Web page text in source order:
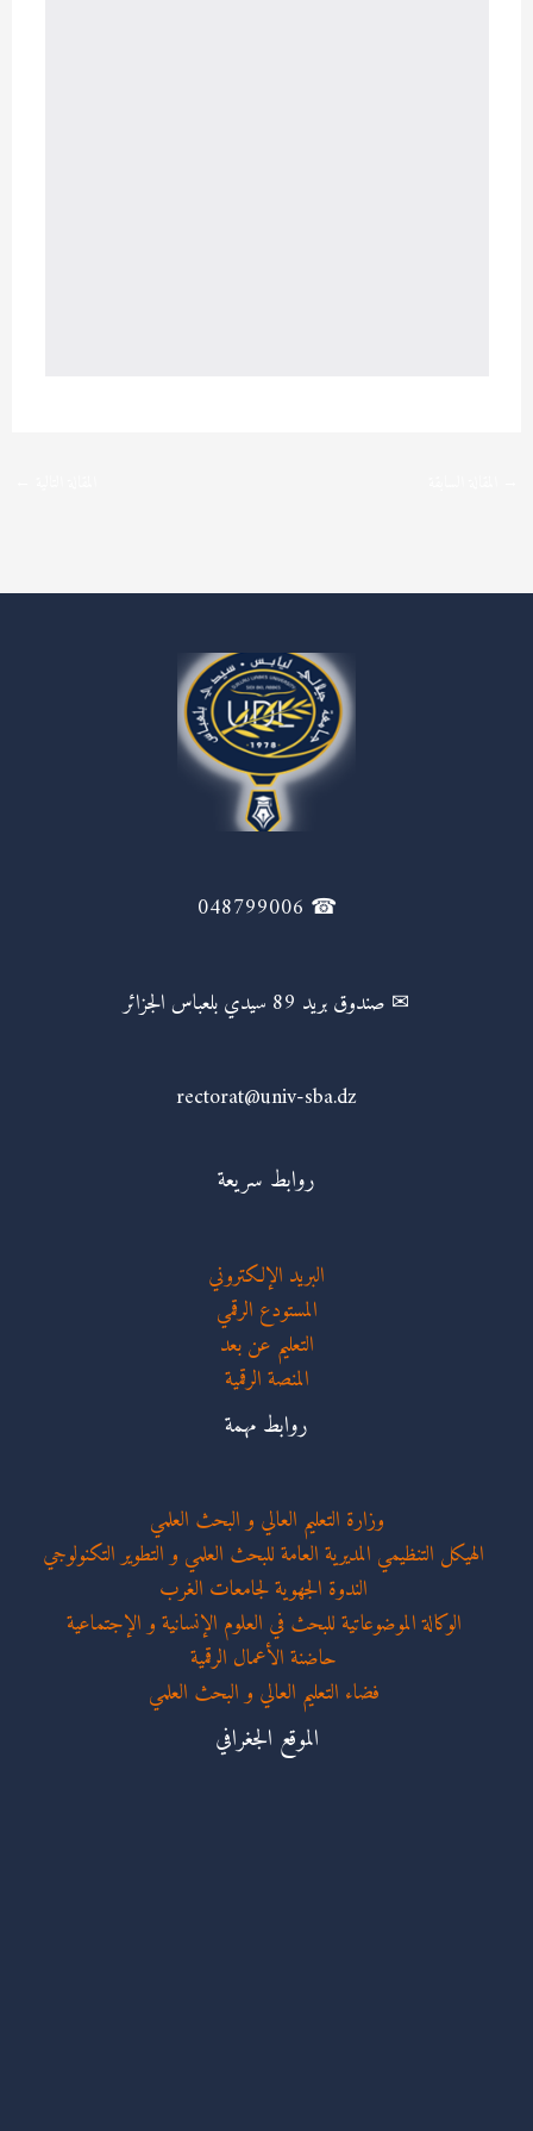
☎ 048799006
✉ صندوق بريد 89 سيدي بلعباس الجزائر
rectorat@univ-sba.dz
روابط سريعة
البريد الإلكتروني
المستودع الرقمي
التعليم عن بعد
المنصة الرقمية
روابط مهمة
وزارة التعليم العالي و البحث العلمي
الهيكل التنظيمي المديرية العامة للبحث العلمي و التطوير التكنولوجي
الندوة الجهوية لجامعات الغرب
الوكالة الموضوعاتية للبحث في العلوم الإنسانية و الإجتماعية
حاضنة الأعمال الرقمية
فضاء التعليم العالي و البحث العلمي
الموقع الجغرافي